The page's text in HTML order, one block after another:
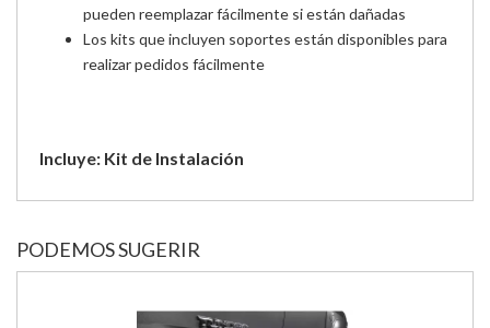
pueden reemplazar fácilmente si están dañadas
Los kits que incluyen soportes están disponibles para
realizar pedidos fácilmente
Incluye: Kit de Instalación
PODEMOS SUGERIR